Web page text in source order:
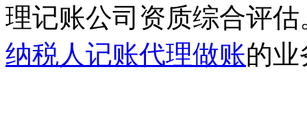
理记账公司资质综合评
纳税人记账代理做账的